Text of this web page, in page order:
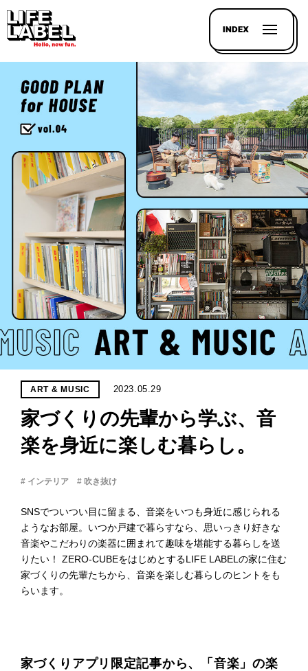
INDEX
記事を
探す
LL
HOUSE
LINE-
UP
PROJECT
WHAT’S
LIFE
LABEL
ライフレー
会社概
要
企業の
ー
ART & MUSIC 2023.05.29
家づくりの先輩から学ぶ、音
楽を身近に楽しむ暮らし。
# インテリア # 吹き抜け
SNSでついつい目に留まる、音楽をいつも身近に感じられる
ようなお部屋。いつか戸建で暮らすなら、思いっきり好きな
音楽やこだわりの楽器に囲まれて趣味を堪能する暮らしを送
りたい！ ZERO-CUBEをはじめとするLIFE LABELの家に住む
家づくりの先輩たちから、音楽を楽しむ暮らしのヒントをも
らいます。
家づくりアプリ限定記事から、「音楽」の楽